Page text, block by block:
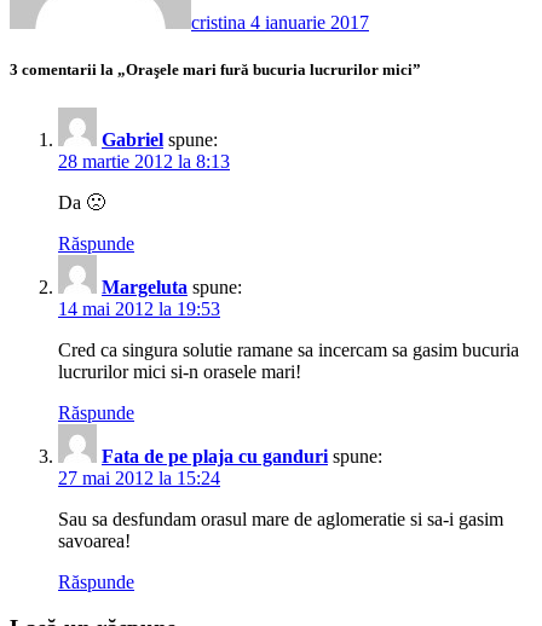
cristina 4 ianuarie 2017
3 comentarii la „Oraşele mari fură bucuria lucrurilor mici”
Gabriel spune:
28 martie 2012 la 8:13
Da 🙁
Răspunde
Margeluta spune:
14 mai 2012 la 19:53
Cred ca singura solutie ramane sa incercam sa gasim bucuria
lucrurilor mici si-n orasele mari!
Răspunde
Fata de pe plaja cu ganduri spune:
27 mai 2012 la 15:24
Sau sa desfundam orasul mare de aglomeratie si sa-i gasim
savoarea!
Răspunde